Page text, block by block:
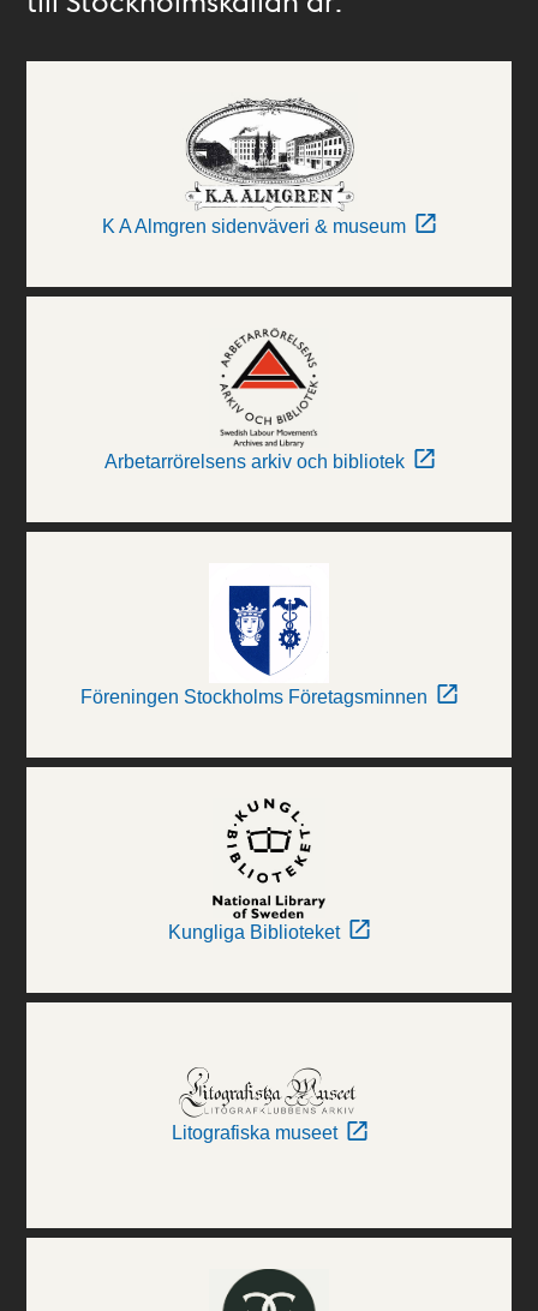
K A Almgren sidenväveri & museum
Arbetarrörelsens arkiv och bibliotek
Föreningen Stockholms Företagsminnen
Kungliga Biblioteket
Litografiska museet